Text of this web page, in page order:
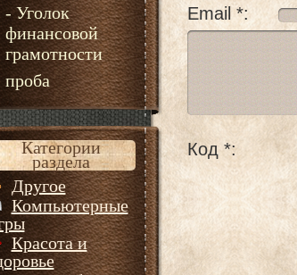
- Уголок
финансовой
грамотности
проба
Категории
раздела
Другое
Компьютерные
Красота и
Email *:
Код *: